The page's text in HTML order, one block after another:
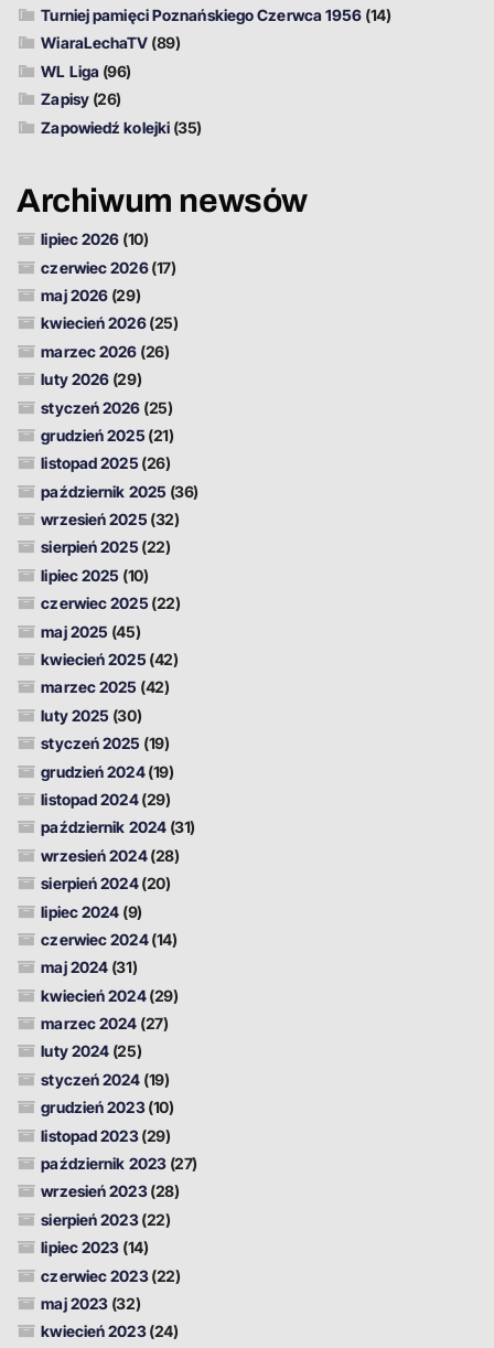
Turniej pamięci Poznańskiego Czerwca 1956 (14)
WiaraLechaTV (89)
WL Liga (96)
Zapisy(26)
Zapowiedź kolejki (35)
Archiwum newsów
lipiec 2026 (10)
czerwiec 2026(17)
maj 2026 (29)
kwiecień 2026(25)
marzec 2026 (26)
luty 2026 (29)
styczeń 2026 (25)
grudzień 2025 (21)
listopad 2025 (26)
październik 2025 (36)
wrzesień 2025 (32)
sierpień 2025 (22)
lipiec 2025 (10)
czerwiec 2025 (22)
maj 2025 (45)
kwiecień 2025 (42)
marzec 2025 (42)
luty 2025 (30)
styczeń 2025 (19)
grudzień 2024(19)
listopad 2024(29)
październik 2024(31)
wrzesień 2024(28)
sierpień 2024(20)
lipiec 2024 (9)
czerwiec 2024(14)
maj 2024 (31)
kwiecień 2024(29)
marzec 2024 (27)
luty 2024 (25)
styczeń 2024 (19)
grudzień 2023(10)
listopad 2023(29)
październik 2023(27)
wrzesień 2023(28)
sierpień 2023(22)
lipiec 2023 (14)
czerwiec 2023(22)
maj 2023 (32)
kwiecień 2023(24)